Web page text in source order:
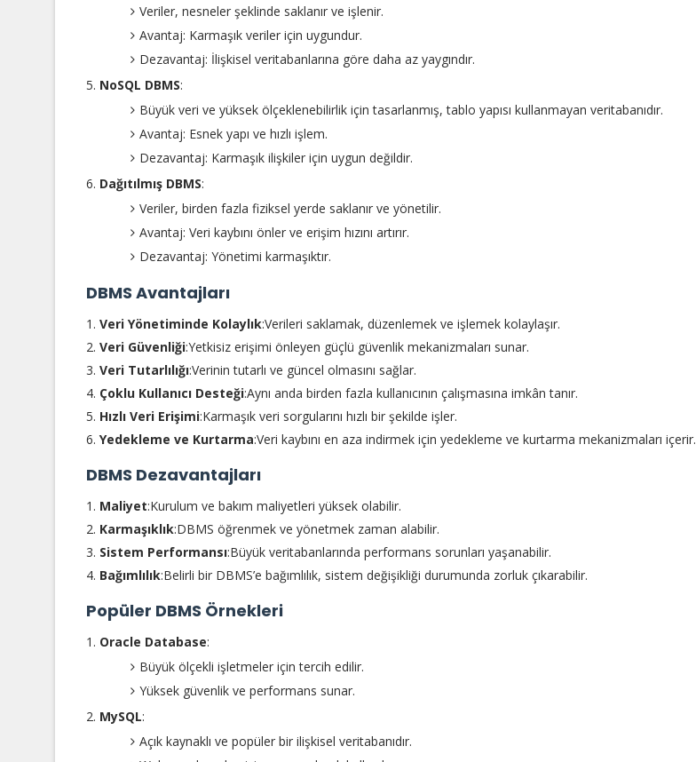
Veriler, nesneler şeklinde saklanır ve işlenir.
Avantaj: Karmaşık veriler için uygundur.
Dezavantaj: İlişkisel veritabanlarına göre daha az yaygındır.
NoSQL DBMS:
Büyük veri ve yüksek ölçeklenebilirlik için tasarlanmış, tablo yapısı kullanmayan veritabanıdır.
Avantaj: Esnek yapı ve hızlı işlem.
Dezavantaj: Karmaşık ilişkiler için uygun değildir.
Dağıtılmış DBMS:
Veriler, birden fazla fiziksel yerde saklanır ve yönetilir.
Avantaj: Veri kaybını önler ve erişim hızını artırır.
Dezavantaj: Yönetimi karmaşıktır.
DBMS Avantajları
Veri Yönetiminde Kolaylık:Verileri saklamak, düzenlemek ve işlemek kolaylaşır.
Veri Güvenliği:Yetkisiz erişimi önleyen güçlü güvenlik mekanizmaları sunar.
Veri Tutarlılığı:Verinin tutarlı ve güncel olmasını sağlar.
Çoklu Kullanıcı Desteği:Aynı anda birden fazla kullanıcının çalışmasına imkân tanır.
Hızlı Veri Erişimi:Karmaşık veri sorgularını hızlı bir şekilde işler.
Yedekleme ve Kurtarma:Veri kaybını en aza indirmek için yedekleme ve kurtarma mekanizmaları içerir.
DBMS Dezavantajları
Maliyet:Kurulum ve bakım maliyetleri yüksek olabilir.
Karmaşıklık:DBMS öğrenmek ve yönetmek zaman alabilir.
Sistem Performansı:Büyük veritabanlarında performans sorunları yaşanabilir.
Bağımlılık:Belirli bir DBMS’e bağımlılık, sistem değişikliği durumunda zorluk çıkarabilir.
Popüler DBMS Örnekleri
Oracle Database:
Büyük ölçekli işletmeler için tercih edilir.
Yüksek güvenlik ve performans sunar.
MySQL:
Açık kaynaklı ve popüler bir ilişkisel veritabanıdır.